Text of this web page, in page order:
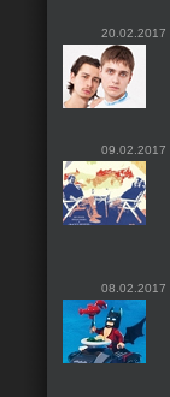
20.02.2017
09.02.2017
08.02.2017